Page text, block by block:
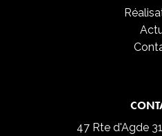
47 Rte d'Agde